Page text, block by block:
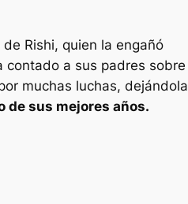
Rishi, quien la engañó
contado a sus padres sobre
muchas luchas, dejándola
de sus mejores años.